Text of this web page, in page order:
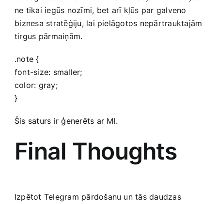
ne tikai iegūs nozīmi, bet ⁣arī kļūs par galveno
⁣biznesa stratēģiju, lai pielāgotos nepārtrauktajām
tirgus⁣ pārmaiņām.
.note {
font-size: smaller;
color: gray;
⁣}
Šis saturs ir ģenerēts ar MI.
Final Thoughts
Izpētot Telegram pārdošanu un tās daudzas